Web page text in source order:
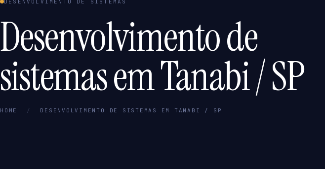
Desenvolvimento de
sistemas em Tanabi / SP
HOME / DESENVOLVIMENTO DE SISTEMAS EM TANABI / SP